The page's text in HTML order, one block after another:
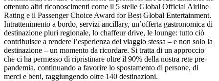
ottenuto altri riconoscimenti come il 5 stelle Global Official Airline
Rating e il Passenger Choice Award for Best Global Entertainment.
Intrattenimento a bordo, servizi ancillary, un’offerta gastronomica di
destinazione pluri regionale, lo chaffeur drive, le lounge: tutto ciò
contribuisce a rendere l’esperienza del viaggio stessa – e non solo la
destinazione – un momento da ricordare. Si tratta di un approccio
che ci ha permesso di ripristinare oltre il 90% della nostra rete pre-
pandemia, continuando a favorire lo spostamento di persone, di
merci e beni, raggiungendo oltre 140 destinazioni.